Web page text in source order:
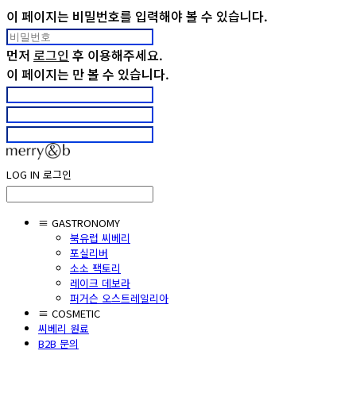
이 페이지는 비밀번호를 입력해야 볼 수 있습니다.
먼저 로그인 후 이용해주세요.
이 페이지는 만 볼 수 있습니다.
LOG IN 로그인
≡ GASTRONOMY
북유럽 씨베리
포실리버
소소 팩토리
레이크 데보라
퍼거슨 오스트레일리아
≡ COSMETIC
씨베리 원료
B2B 문의